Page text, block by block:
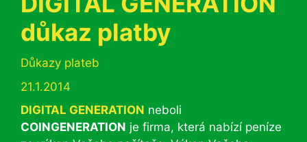
důkaz platby
Rubriky
Důkazy plateb
21.1.2014
DIGITAL GENERATION neboli
COINGENERATION je firma, která nabízí peníze